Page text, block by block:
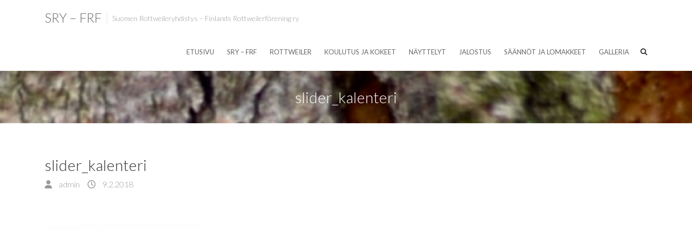
SRY – FRF Suomen Rottweileryhdistys – Finlands Rottweilerförening ry
ETUSIVU SRY – FRF ROTTWEILER KOULUTUS JA KOKEET NÄYTTELYT JALOSTUS SÄÄNNÖT JA LOMAKKEET GALLERIA
slider_kalenteri
slider_kalenteri
admin 9.2.2018